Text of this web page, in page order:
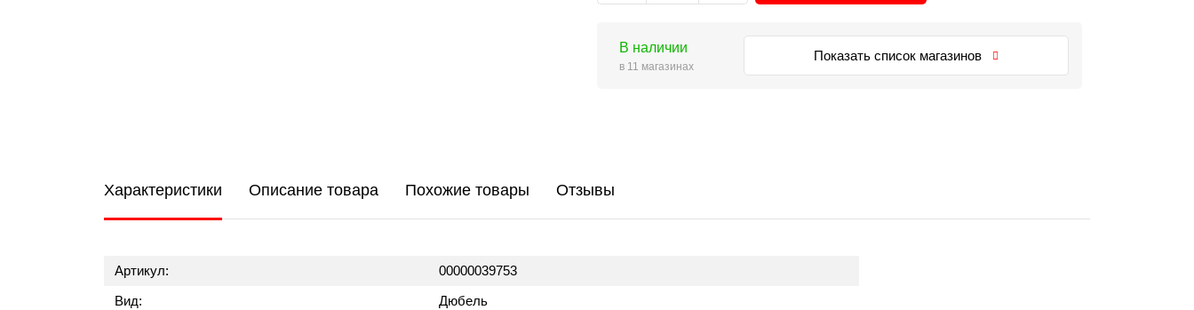
В наличии
в 11 магазинах
Показать список магазинов
Характеристики Описание товара Похожие товары Отзывы
Артикул:
00000039753
Вид:
Дюбель